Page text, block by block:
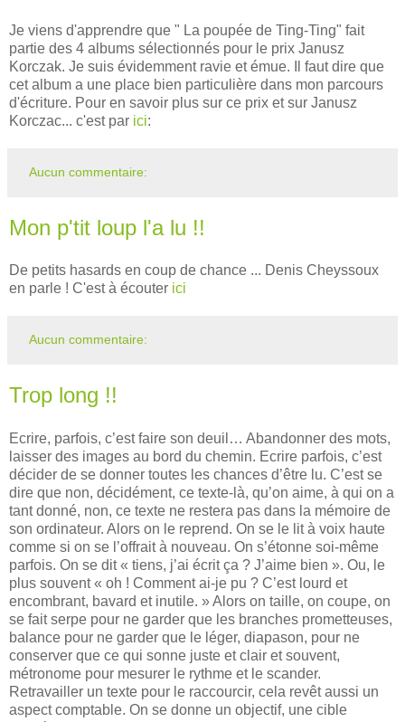
Je viens d'apprendre que " La poupée de Ting-Ting" fait
partie des 4 albums sélectionnés pour le prix Janusz
Korczak. Je suis évidemment ravie et émue. Il faut dire que
cet album a une place bien particulière dans mon parcours
d'écriture. Pour en savoir plus sur ce prix et sur Janusz
Korczac... c'est par ici:
Aucun commentaire:
Mon p'tit loup l'a lu !!
De petits hasards en coup de chance ... Denis Cheyssoux
en parle ! C'est à écouter ici
Aucun commentaire:
Trop long !!
Ecrire, parfois, c’est faire son deuil… Abandonner des mots,
laisser des images au bord du chemin. Ecrire parfois, c’est
décider de se donner toutes les chances d’être lu. C’est se
dire que non, décidément, ce texte-là, qu’on aime, à qui on a
tant donné, non, ce texte ne restera pas dans la mémoire de
son ordinateur. Alors on le reprend. On se le lit à voix haute
comme si on se l’offrait à nouveau. On s’étonne soi-même
parfois. On se dit « tiens, j’ai écrit ça ? J’aime bien ». Ou, le
plus souvent « oh ! Comment ai-je pu ? C’est lourd et
encombrant, bavard et inutile. » Alors on taille, on coupe, on
se fait serpe pour ne garder que les branches prometteuses,
balance pour ne garder que le léger, diapason, pour ne
conserver que ce qui sonne juste et clair et souvent,
métronome pour mesurer le rythme et le scander.
Retravailler un texte pour le raccourcir, cela revêt aussi un
aspect comptable. On se donne un objectif, une cible